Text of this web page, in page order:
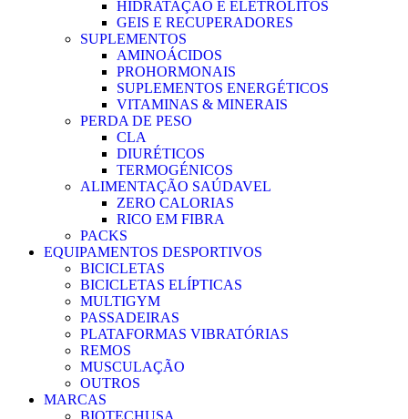
HIDRATAÇÃO E ELETRÓLITOS
GEIS E RECUPERADORES
SUPLEMENTOS
AMINOÁCIDOS
PROHORMONAIS
SUPLEMENTOS ENERGÉTICOS
VITAMINAS & MINERAIS
PERDA DE PESO
CLA
DIURÉTICOS
TERMOGÉNICOS
ALIMENTAÇÃO SAÚDAVEL
ZERO CALORIAS
RICO EM FIBRA
PACKS
EQUIPAMENTOS DESPORTIVOS
BICICLETAS
BICICLETAS ELÍPTICAS
MULTIGYM
PASSADEIRAS
PLATAFORMAS VIBRATÓRIAS
REMOS
MUSCULAÇÃO
OUTROS
MARCAS